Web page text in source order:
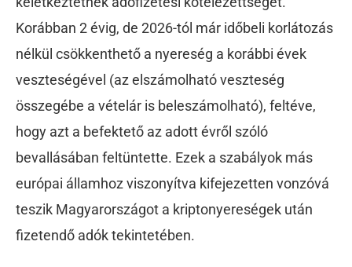
Korábban 2 évig, de 2026-tól már időbeli korlátozás
nélkül csökkenthető a nyereség a korábbi évek
veszteségével (az elszámolható veszteség
összegébe a vételár is beleszámolható), feltéve,
hogy azt a befektető az adott évről szóló
bevallásában feltüntette. Ezek a szabályok más
európai államhoz viszonyítva kifejezetten vonzóvá
teszik Magyarországot a kriptonyereségek után
fizetendő adók tekintetében.